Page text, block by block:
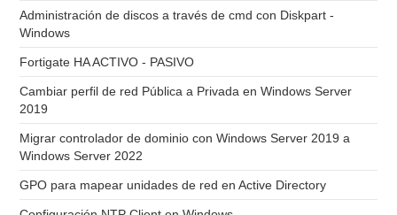
Administración de discos a través de cmd con Diskpart -
Windows
Fortigate HA ACTIVO - PASIVO
Cambiar perfil de red Pública a Privada en Windows Server
2019
Migrar controlador de dominio con Windows Server 2019 a
Windows Server 2022
GPO para mapear unidades de red en Active Directory